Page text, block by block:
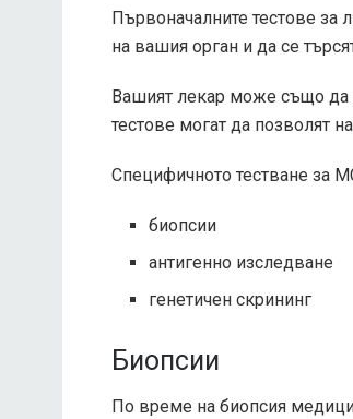
Първоначалните тестове
на вашия орган и да се
Вашият лекар може също да
тестове могат да позволят
Специфичното тестване за
биопсии
антигенно изследване
генетичен скрининг
Биопсии
По време на биопсия